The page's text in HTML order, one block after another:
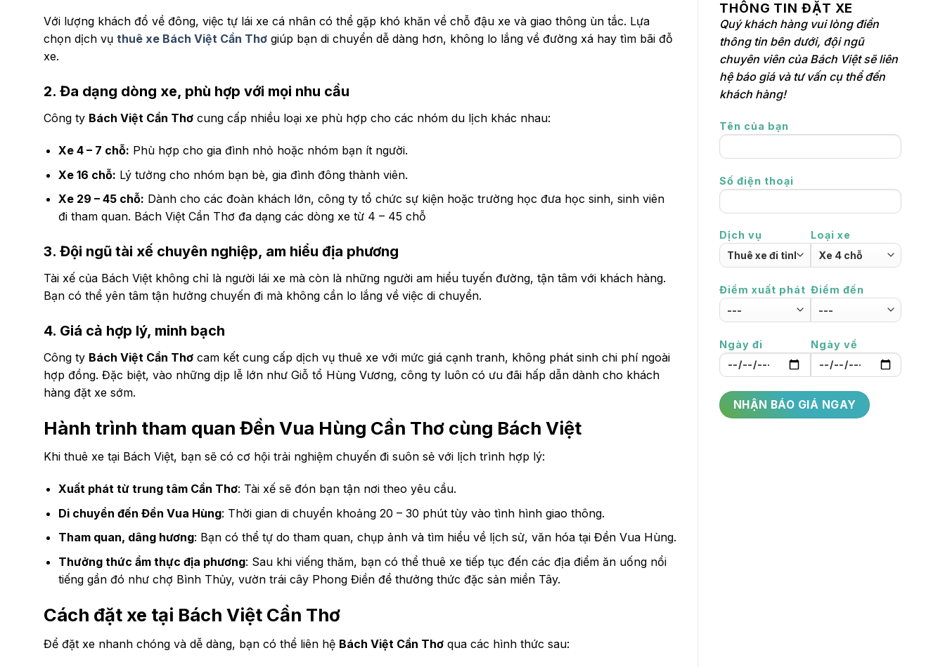
Với lượng khách đổ về đông, việc tự lái xe cá nhân có thể gặp khó khăn về chỗ đậu xe và giao thông ùn tắc. Lựa
chọn dịch vụ thuê xe Bách Việt Cần Thơ giúp bạn di chuyển dễ dàng hơn, không lo lắng về đường xá hay tìm bãi đỗ
xe.
2. Đa dạng dòng xe, phù hợp với mọi nhu cầu
Công ty Bách Việt Cần Thơ cung cấp nhiều loại xe phù hợp cho các nhóm du lịch khác nhau:
Xe 4 – 7 chỗ: Phù hợp cho gia đình nhỏ hoặc nhóm bạn ít người.
Xe 16 chỗ: Lý tưởng cho nhóm bạn bè, gia đình đông thành viên.
Xe 29 – 45 chỗ: Dành cho các đoàn khách lớn, công ty tổ chức sự kiện hoặc trường học đưa học sinh, sinh viên
đi tham quan. Bách Việt Cần Thơ đa dạng các dòng xe từ 4 – 45 chỗ
3. Đội ngũ tài xế chuyên nghiệp, am hiểu địa phương
Tài xế của Bách Việt không chỉ là người lái xe mà còn là những người am hiểu tuyến đường, tận tâm với khách hàng.
Bạn có thể yên tâm tận hưởng chuyến đi mà không cần lo lắng về việc di chuyển.
4. Giá cả hợp lý, minh bạch
Công ty Bách Việt Cần Thơ cam kết cung cấp dịch vụ thuê xe với mức giá cạnh tranh, không phát sinh chi phí ngoài
hợp đồng. Đặc biệt, vào những dịp lễ lớn như Giỗ tổ Hùng Vương, công ty luôn có ưu đãi hấp dẫn dành cho khách
hàng đặt xe sớm.
Hành trình tham quan Đền Vua Hùng Cần Thơ cùng Bách Việt
Khi thuê xe tại Bách Việt, bạn sẽ có cơ hội trải nghiệm chuyến đi suôn sẻ với lịch trình hợp lý:
Xuất phát từ trung tâm Cần Thơ: Tài xế sẽ đón bạn tận nơi theo yêu cầu.
Di chuyển đến Đền Vua Hùng: Thời gian di chuyển khoảng 20 – 30 phút tùy vào tình hình giao thông.
Tham quan, dâng hương: Bạn có thể tự do tham quan, chụp ảnh và tìm hiểu về lịch sử, văn hóa tại Đền Vua Hùng.
Thưởng thức ẩm thực địa phương: Sau khi viếng thăm, bạn có thể thuê xe tiếp tục đến các địa điểm ăn uống nổi
tiếng gần đó như chợ Bình Thủy, vườn trái cây Phong Điền để thưởng thức đặc sản miền Tây.
Cách đặt xe tại Bách Việt Cần Thơ
Để đặt xe nhanh chóng và dễ dàng, bạn có thể liên hệ Bách Việt Cần Thơ qua các hình thức sau:
THÔNG TIN ĐẶT XE
Quý khách hàng vui lòng điền
thông tin bên dưới, đội ngũ
chuyên viên của Bách Việt sẽ liên
hệ báo giá và tư vấn cụ thể đến
khách hàng!
Tên của bạn
Số điện thoại
Dịch vụ Loại xe
Điểm xuất phát Điểm đến
Ngày đi Ngày về